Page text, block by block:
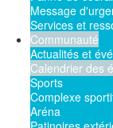
Message
Services et
Communauté
Actualités et
Calendrier des
Sports
Complexe
Aréna